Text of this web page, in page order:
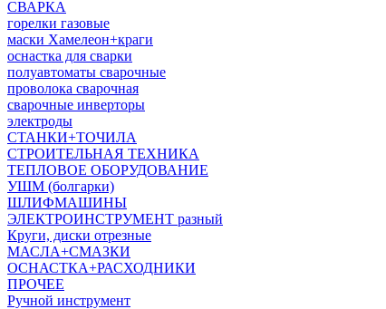
СВАРКА
горелки газовые
маски Хамелеон+краги
оснастка для сварки
полуавтоматы сварочные
проволока сварочная
сварочные инверторы
электроды
СТАНКИ+ТОЧИЛА
СТРОИТЕЛЬНАЯ ТЕХНИКА
ТЕПЛОВОЕ ОБОРУДОВАНИЕ
УШМ (болгарки)
ШЛИФМАШИНЫ
ЭЛЕКТРОИНСТРУМЕНТ разный
Круги, диски отрезные
МАСЛА+СМАЗКИ
ОСНАСТКА+РАСХОДНИКИ
ПРОЧЕЕ
Ручной инструмент